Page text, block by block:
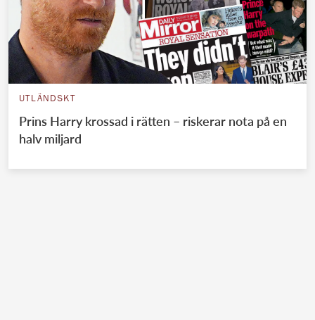
UTLÄNDSKT
Prins Harry krossad i rätten – riskerar nota på en
halv miljard